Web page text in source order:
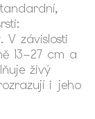
V závislosti
13–27 cm a
živý
i jeho